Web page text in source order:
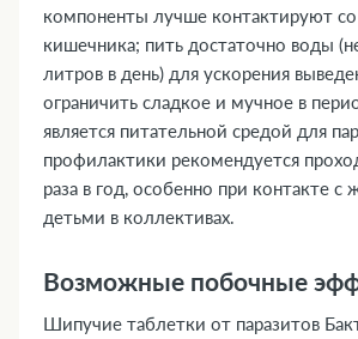
компоненты лучше контактируют
кишечника; пить достаточно воды
литров в день) для ускорения
ограничить сладкое и мучное в
является питательной средой для
профилактики рекомендуется
раза в год, особенно при контакте
детьми в коллективах.
Возможные побочные
Шипучие таблетки от паразитов